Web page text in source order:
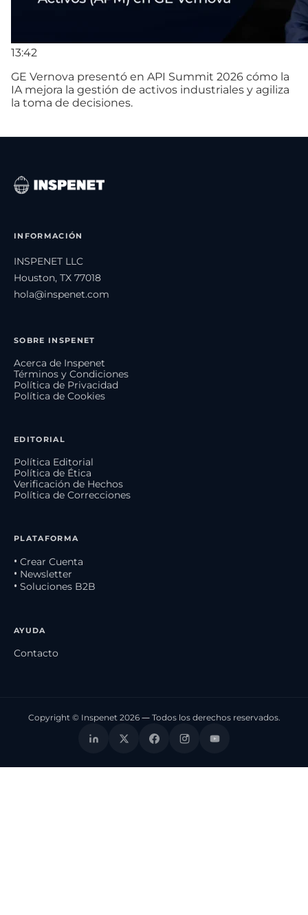
13:42
GE Vernova presentó en API Summit 2026 cómo la
IA mejora la gestión de activos industriales y agiliza
la toma de decisiones.
INFORMACIÓN
INSPENET LLC
Houston, TX 77018
hola@inspenet.com
SOBRE INSPENET
Acerca de Inspenet
Términos y Condiciones
Política de Privacidad
Política de Cookies
EDITORIAL
Política Editorial
Política de Ética
Verificación de Hechos
Política de Correcciones
PLATAFORMA
• Crear Cuenta
• Newsletter
• Soluciones B2B
AYUDA
Contacto
Copyright © Inspenet 2026 — Todos los derechos reservados.